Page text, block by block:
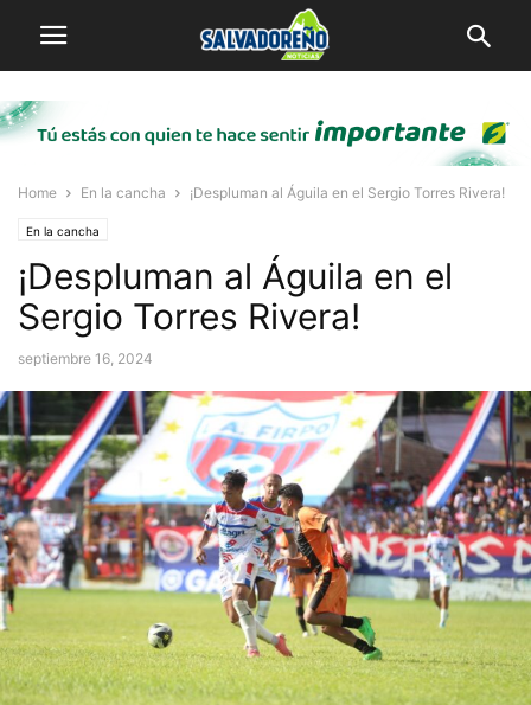
Home En la cancha ¡Despluman al Águila en el Sergio Torres Rivera!
En la cancha
¡Despluman al Águila en el
Sergio Torres Rivera!
septiembre 16, 2024